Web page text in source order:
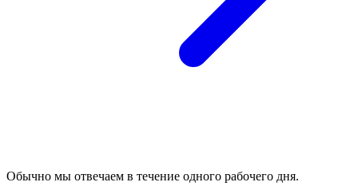
Обычно мы отвечаем в течение одного рабочего дня.